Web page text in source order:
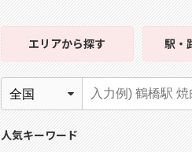
エリアから探す 駅・
人気キーワード